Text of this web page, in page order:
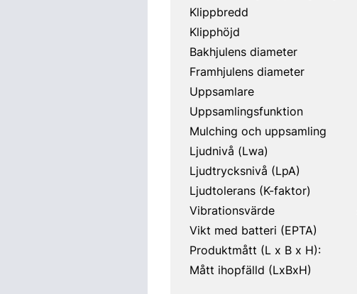
Klippbredd
Klipphöjd
Bakhjulens diameter
Framhjulens diameter
Uppsamlare
Uppsamlingsfunktion
Mulching och uppsamling
Ljudnivå (Lwa)
Ljudtrycksnivå (LpA)
Ljudtolerans (K-faktor)
Vibrationsvärde
Vikt med batteri (EPTA)
Produktmått (L x B x H):
Mått ihopfälld (LxBxH)